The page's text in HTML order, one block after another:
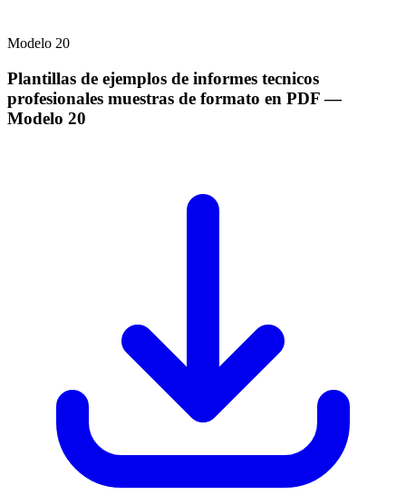
Modelo 20
Plantillas de ejemplos de informes tecnicos
profesionales muestras de formato en PDF—
Modelo 20